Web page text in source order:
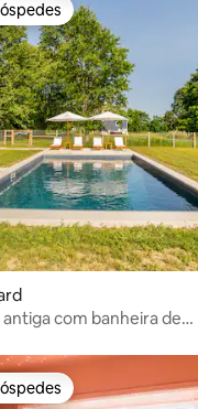
dos hóspedes
com banheira de
preferidos dos hóspedes